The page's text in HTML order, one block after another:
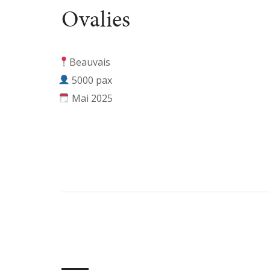
Ovalies
Beauvais
5000 pax
Mai 2025